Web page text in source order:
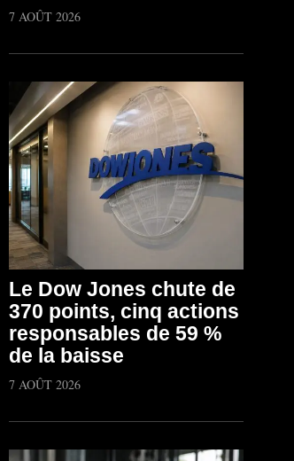
7 AOÛT 2026
Le Dow Jones chute de
370 points, cinq actions
responsables de 59 %
de la baisse
7 AOÛT 2026